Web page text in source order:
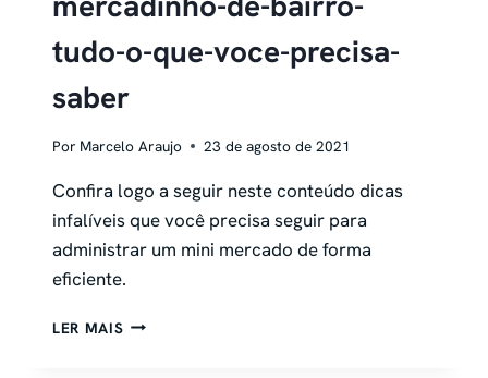
tudo-o-que-voce-precisa-
saber
Por Marcelo Araujo 23 de agosto de 2021
Confira logo a seguir neste conteúdo dicas
infalíveis que você precisa seguir para
administrar um mini mercado de forma
eficiente.
LER MAIS MERCADINHO-